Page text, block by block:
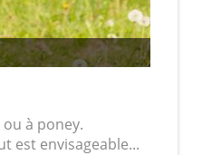
à poney.
est envisageable...